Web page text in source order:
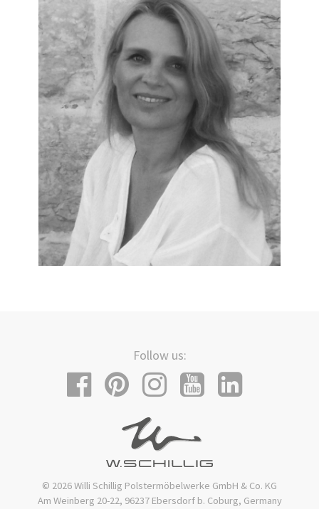
Follow us:
© 2026 Willi Schillig Polstermöbelwerke GmbH & Co. KG
Am Weinberg 20-22, 96237 Ebersdorf b. Coburg, Germany